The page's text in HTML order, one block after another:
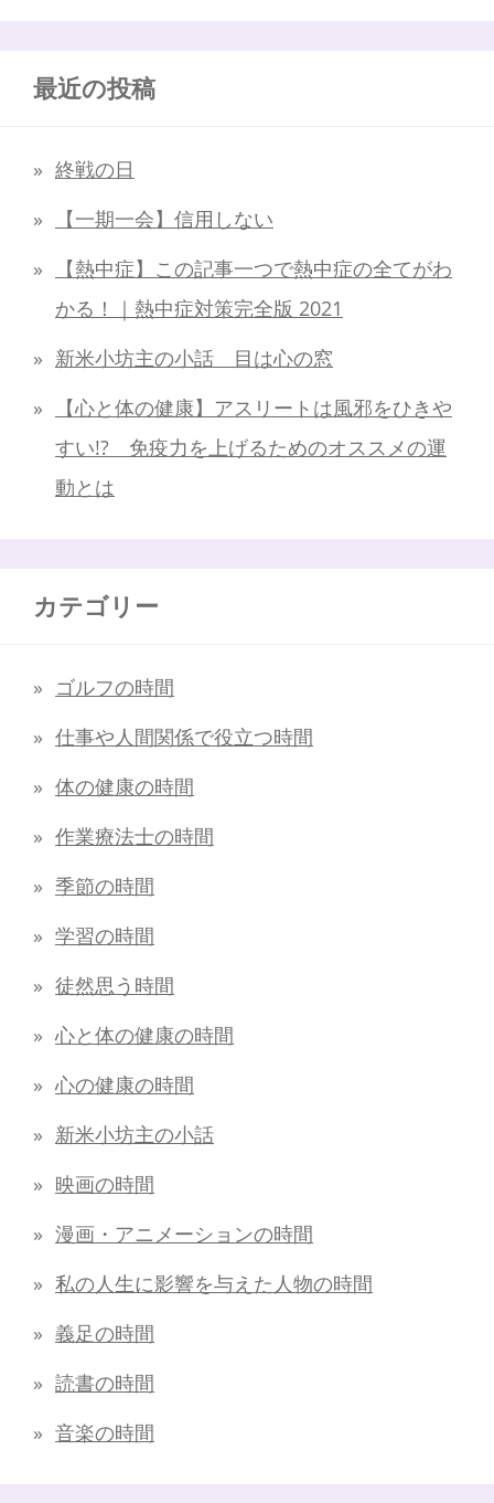
最近の投稿
終戦の日
【一期一会】信用しない
【熱中症】この記事一つで熱中症の全てがわ
かる！｜熱中症対策完全版 2021
新米小坊主の小話 目は心の窓
【心と体の健康】アスリートは風邪をひきや
すい!? 免疫力を上げるためのオススメの運
動とは
カテゴリー
ゴルフの時間
仕事や人間関係で役立つ時間
体の健康の時間
作業療法士の時間
季節の時間
学習の時間
徒然思う時間
心と体の健康の時間
心の健康の時間
新米小坊主の小話
映画の時間
漫画・アニメーションの時間
私の人生に影響を与えた人物の時間
義足の時間
読書の時間
音楽の時間